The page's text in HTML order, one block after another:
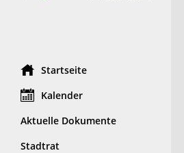
Startseite
Kalender
Aktuelle Dokumente
Stadtrat